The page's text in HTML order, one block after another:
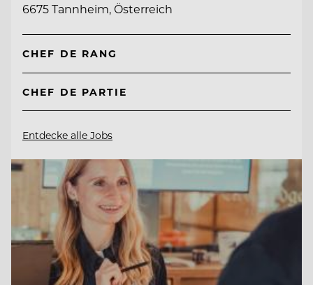
6675 Tannheim, Österreich
CHEF DE RANG
CHEF DE PARTIE
Entdecke alle Jobs